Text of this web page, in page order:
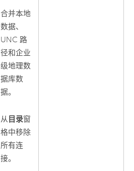
合并本地
数据、
UNC 路
径和企业
级地理数
据库数
据。
从目录窗
格中移除
所有连
接。